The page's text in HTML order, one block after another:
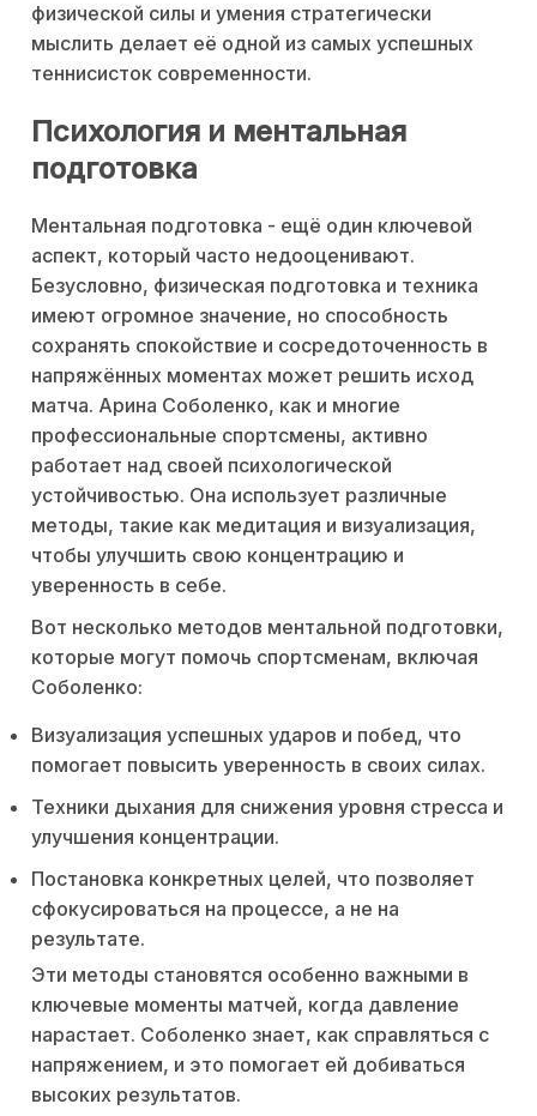
физической силы и умения стратегически
мыслить делает её одной из самых успешных
теннисисток современности.
Психология и ментальная
подготовка
Ментальная подготовка - ещё один ключевой
аспект, который часто недооценивают.
Безусловно, физическая подготовка и техника
имеют огромное значение, но способность
сохранять спокойствие и сосредоточенность в
напряжённых моментах может решить исход
матча. Арина Соболенко, как и многие
профессиональные спортсмены, активно
работает над своей психологической
устойчивостью. Она использует различные
методы, такие как медитация и визуализация,
чтобы улучшить свою концентрацию и
уверенность в себе.
Вот несколько методов ментальной подготовки,
которые могут помочь спортсменам, включая
Соболенко:
Визуализация успешных ударов и побед, что
помогает повысить уверенность в своих силах.
Техники дыхания для снижения уровня стресса и
улучшения концентрации.
Постановка конкретных целей, что позволяет
сфокусироваться на процессе, а не на
результате.
Эти методы становятся особенно важными в
ключевые моменты матчей, когда давление
нарастает. Соболенко знает, как справляться с
напряжением, и это помогает ей добиваться
высоких результатов.